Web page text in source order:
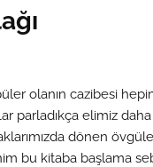
olanın cazibesi
parladıkça elimiz
dönen
bu kitaba başlama